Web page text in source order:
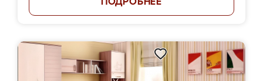
ПОДРОБНЕЕ